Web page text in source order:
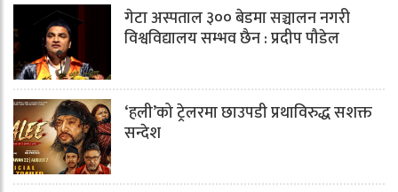
गेटा अस्पताल ३०० बेडमा सञ्चालन नगरी
विश्वविद्यालय सम्भव छैन : प्रदीप पौडेल
‘हली’को ट्रेलरमा छाउपडी प्रथाविरुद्ध सशक्त
सन्देश